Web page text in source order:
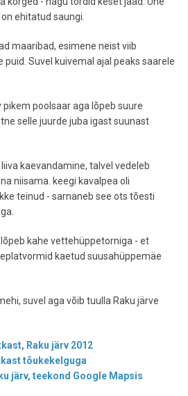
ehitatud saungi.
maaribad, esimene neist viib
puid. Suvel kuivemal ajal peaks saarele
poolsaar aga lõpeb suure
selle juurde juba igast suunast
kaevandamine, talvel vedeleb
niisama. keegi kavalpea oli
teinud - sarnaneb see ots tõesti
kahe vettehüppetorniga - et
kaetud suusahüppemäe
suvel aga võib tuulla Raku järve
Raku järv 2012
tõukekelguga
järv, teekond Google Mapsis